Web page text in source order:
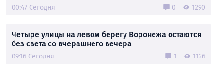
00:47 Сегодня 0 1290
Четыре улицы на левом берегу Воронежа остаются
без света со вчерашнего вечера
09:16 Сегодня 1 1126